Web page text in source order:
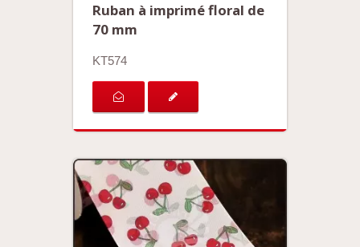
Ruban à imprimé floral de
70 mm
KT574